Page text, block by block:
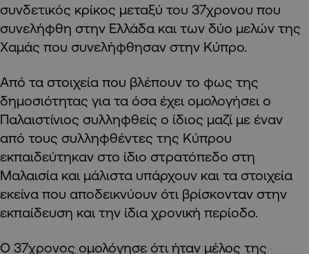
συνδετικός κρίκος μεταξύ του 37χρονου που
συνελήφθη στην Ελλάδα και των δύο μελών της
Χαμάς που συνελήφθησαν στην Κύπρο.
Από τα στοιχεία που βλέπουν το φως της
δημοσιότητας για τα όσα έχει ομολογήσει ο
Παλαιστίνιος συλληφθείς ο ίδιος μαζί με έναν
από τους συλληφθέντες της Κύπρου
εκπαιδεύτηκαν στο ίδιο στρατόπεδο στη
Μαλαισία και μάλιστα υπάρχουν και τα στοιχεία
εκείνα που αποδεικνύουν ότι βρίσκονταν στην
εκπαίδευση και την ίδια χρονική περίοδο.
Ο 37χρονος ομολόγησε ότι ήταν μέλος της